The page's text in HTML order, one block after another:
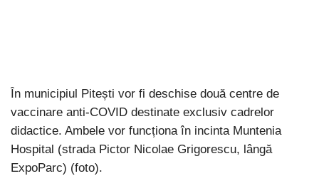
În municipiul Pitești vor fi deschise două centre de
vaccinare anti-COVID destinate exclusiv cadrelor
didactice. Ambele vor funcționa în incinta Muntenia
Hospital (strada Pictor Nicolae Grigorescu, lângă
ExpoParc) (foto).